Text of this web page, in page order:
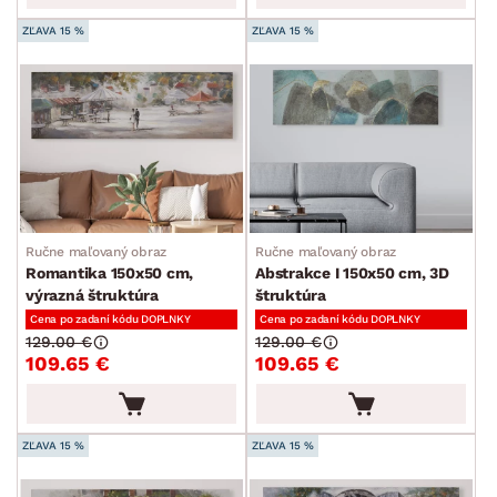
ZĽAVA 15 %
Ručne maľovaný obraz
Romantika 150x50 cm,
výrazná štruktúra
Cena po zadaní kódu DOPLNKY
109.65 €
129.00 €
ZĽAVA 15 %
Ručne maľovaný obraz
Abstrakce I 150x50 cm, 3D
štruktúra
Cena po zadaní kódu DOPLNKY
109.65 €
129.00 €
ZĽAVA 15 % ZĽAVA 15 %